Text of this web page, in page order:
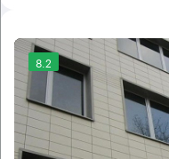
8.2